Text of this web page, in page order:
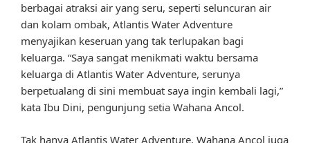
berbagai atraksi air yang seru, seperti seluncuran air
dan kolam ombak, Atlantis Water Adventure
menyajikan keseruan yang tak terlupakan bagi
keluarga. “Saya sangat menikmati waktu bersama
keluarga di Atlantis Water Adventure, serunya
berpetualang di sini membuat saya ingin kembali lagi,”
kata Ibu Dini, pengunjung setia Wahana Ancol.
Tak hanya Atlantis Water Adventure, Wahana Ancol juga